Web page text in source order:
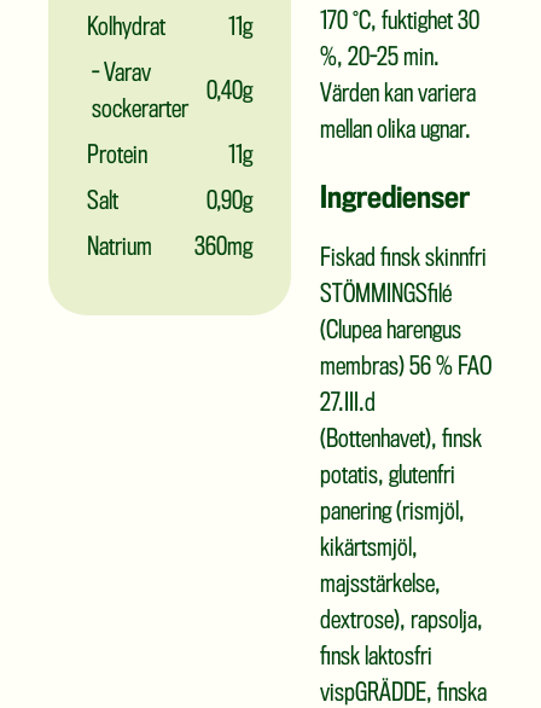
170 °C, fuktighet 30
%, 20-25 min.
Värden kan variera
mellan olika ugnar.
Ingredienser
Fiskad finsk skinnfri
STÖMMINGSfilé
(Clupea harengus
membras) 56 % FAO
27.III.d
(Bottenhavet), finsk
potatis, glutenfri
panering (rismjöl,
kikärtsmjöl,
majsstärkelse,
dextrose), rapsolja,
finsk laktosfri
vispGRÄDDE, finska
Kolhydrat
11g
- Varav
sockerarter
0,40g
Protein
11g
Salt
0,90g
Natrium
360mg